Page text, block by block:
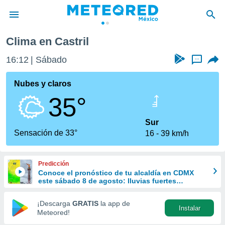
de
ha sido
calidad.
a este
las
y
forma
digital
basada
Clima en Castril
16:12 Sábado ...
Nubes y claros
35°
Sensación de 33°
Sur
16
39 km/h
Predicción
Conoce el pronóstico de tu alcaldía en CDMX
este sábado 8 de agosto: lluvias fuertes
¡Descarga GRATIS la app de
Meteored!
Instalar